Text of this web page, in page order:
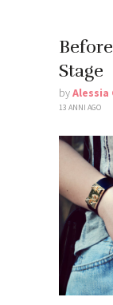
Stage
byAlessia
13 ANNI AGO